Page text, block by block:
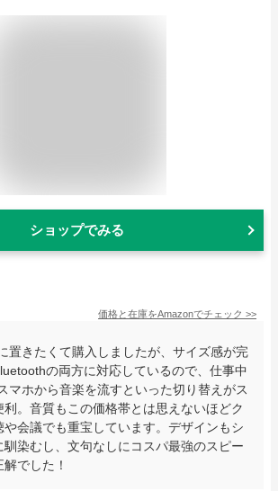
ショップでみる
価格と在庫をAmazonでチェック >>
置きたくて購入しましたが、サイズ感が完
の両方に対応しているので、仕事中
マホから音楽を流すといった切り替えがス
利。音質もこの価格帯とは思えないほどク
や会議でも重宝しています。デザインもシ
馴染むし、文句なしにコスパ最強のスピー
でした！